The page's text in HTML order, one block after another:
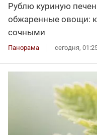
Рублю куриную
обжаренные овощи:
сочными
Панорама сегодня,